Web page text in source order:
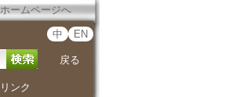
ホームページへ
中 EN
戻る
リンク